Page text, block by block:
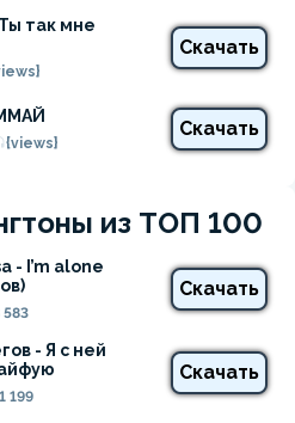
так мне
Скачать
{views}
Скачать
из ТОП 100
- I’m alone
583
Скачать
- Я с ней
199
Скачать